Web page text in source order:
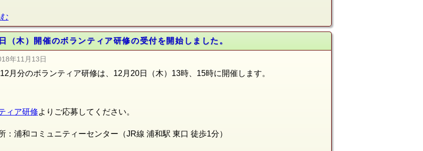
（木）開催のボランティア研修の受付を開始しました。
年11月13日
月分のボランティア研修は、12月20日（木）13時、15時に開催します。
ィア研修よりご応募してください。
：浦和コミュニティーセンター（JR線 浦和駅 東口 徒歩1分）